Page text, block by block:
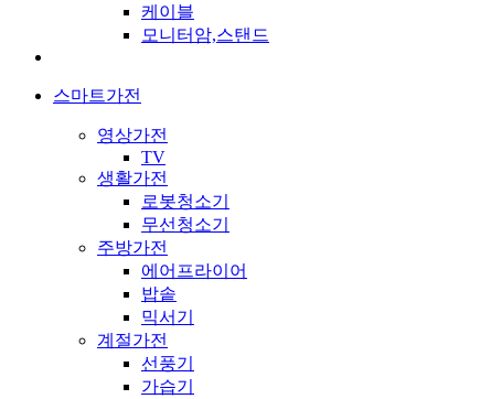
케이블
모니터암,스탠드
스마트가전
영상가전
TV
생활가전
로봇청소기
무선청소기
주방가전
에어프라이어
밥솥
믹서기
계절가전
선풍기
가습기